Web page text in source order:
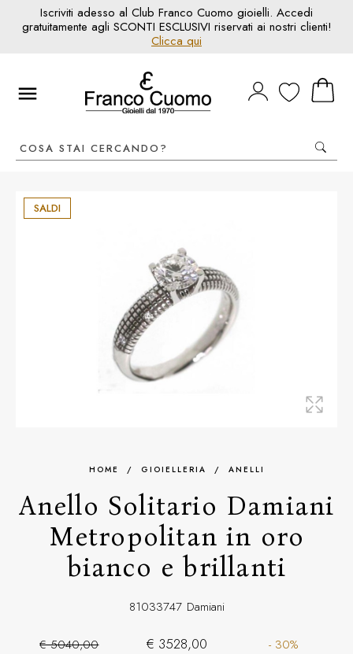
Iscriviti adesso al Club Franco Cuomo gioielli. Accedi
gratuitamente agli SCONTI ESCLUSIVI riservati ai nostri clienti!
Clicca qui
SALDI
HOME / GIOIELLERIA / ANELLI
Anello Solitario Damiani
Metropolitan in oro
bianco e brillanti
81033747 Damiani
€ 5040,00 € 3528,00 - 30%